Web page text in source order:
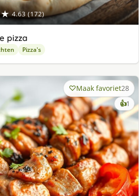
4.63 (172)
pizza
Pizza's
Maak favoriet28
👍1